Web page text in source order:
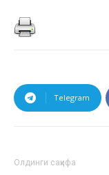
Telegram
Олдинги саҳифа